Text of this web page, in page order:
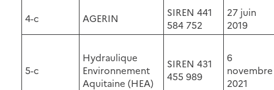
4-c AGERIN
SIREN 441
584 752
27 juin
2019
5-c
Hydraulique
Environnement
Aquitaine (HEA)
SIREN 431
455 989
6
novembre
2021